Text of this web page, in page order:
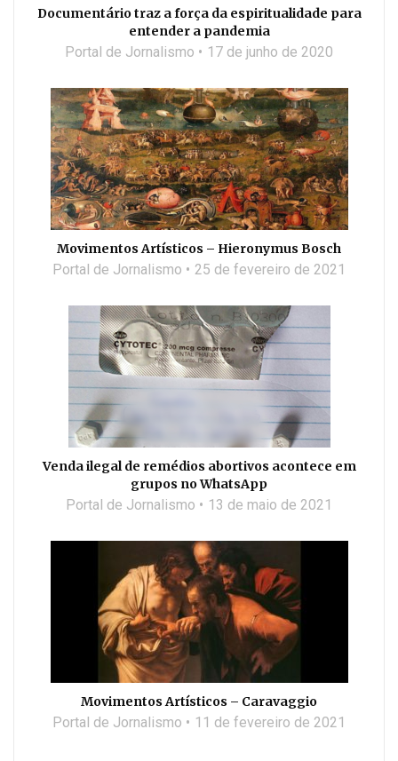
Documentário traz a força da espiritualidade para
entender a pandemia
Portal de Jornalismo 17 de junho de 2020
Movimentos Artísticos – Hieronymus Bosch
Portal de Jornalismo 25 de fevereiro de 2021
Venda ilegal de remédios abortivos acontece em
grupos no WhatsApp
Portal de Jornalismo 13 de maio de 2021
Movimentos Artísticos – Caravaggio
Portal de Jornalismo 11 de fevereiro de 2021